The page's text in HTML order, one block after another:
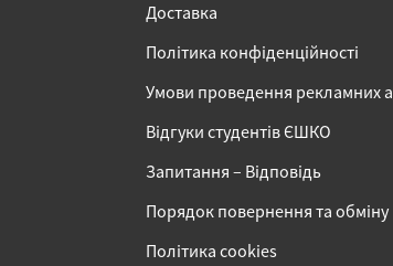
Доставка
Політика конфіденційності
Умови проведення рекламних
Відгуки студентів ЄШКО
Запитання – Відповідь
Порядок повернення та обміну
Політика cookies